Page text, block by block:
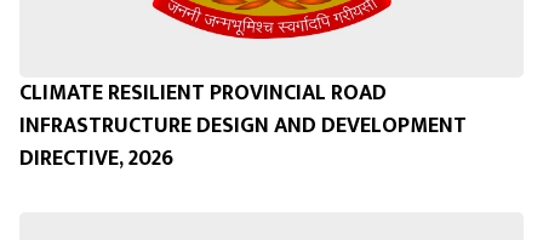
CLIMATE RESILIENT PROVINCIAL ROAD
INFRASTRUCTURE DESIGN AND DEVELOPMENT
DIRECTIVE, 2026